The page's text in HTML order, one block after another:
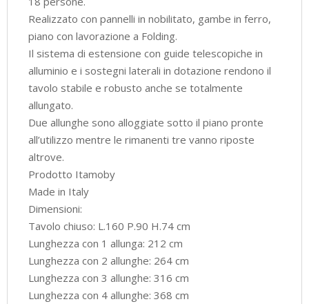
Realizzato con pannelli in nobilitato, gambe in ferro,
piano con lavorazione a Folding.
Il sistema di estensione con guide telescopiche in
alluminio e i sostegni laterali in dotazione rendono il
tavolo stabile e robusto anche se totalmente
allungato.
Due allunghe sono alloggiate sotto il piano pronte
all’utilizzo mentre le rimanenti tre vanno riposte
altrove.
Prodotto Itamoby
Made in Italy
Dimensioni:
Tavolo chiuso: L.160 P.90 H.74 cm
Lunghezza con 1 allunga: 212 cm
Lunghezza con 2 allunghe: 264 cm
Lunghezza con 3 allunghe: 316 cm
Lunghezza con 4 allunghe: 368 cm